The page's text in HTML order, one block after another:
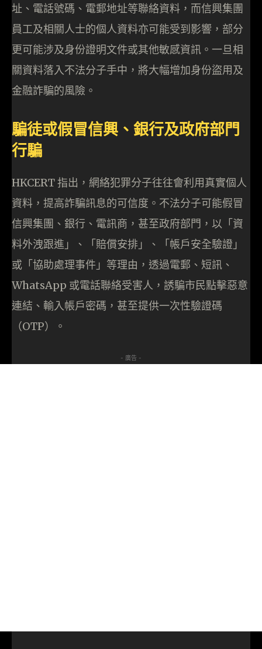
址、電話號碼、電郵地址等聯絡資料，而信興集團
員工及相關人士的個人資料亦可能受到影響，部分
更可能涉及身份證明文件或其他敏感資訊。一旦相
關資料落入不法分子手中，將大幅增加身份盜用及
金融詐騙的風險。
騙徒或假冒信興、銀行及政府部門
行騙
HKCERT 指出，網絡犯罪分子往往會利用真實個人
資料，提高詐騙訊息的可信度。不法分子可能假冒
信興集團、銀行、電訊商，甚至政府部門，以「資
料外洩跟進」、「賠償安排」、「帳戶安全驗證」
或「協助處理事件」等理由，透過電郵、短訊、
WhatsApp 或電話聯絡受害人，誘騙市民點擊惡意
連結、輸入帳戶密碼，甚至提供一次性驗證碼
（OTP）。
- 廣告 -